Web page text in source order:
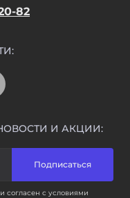
82
И АКЦИИ:
Подписаться
и согласен с условиями